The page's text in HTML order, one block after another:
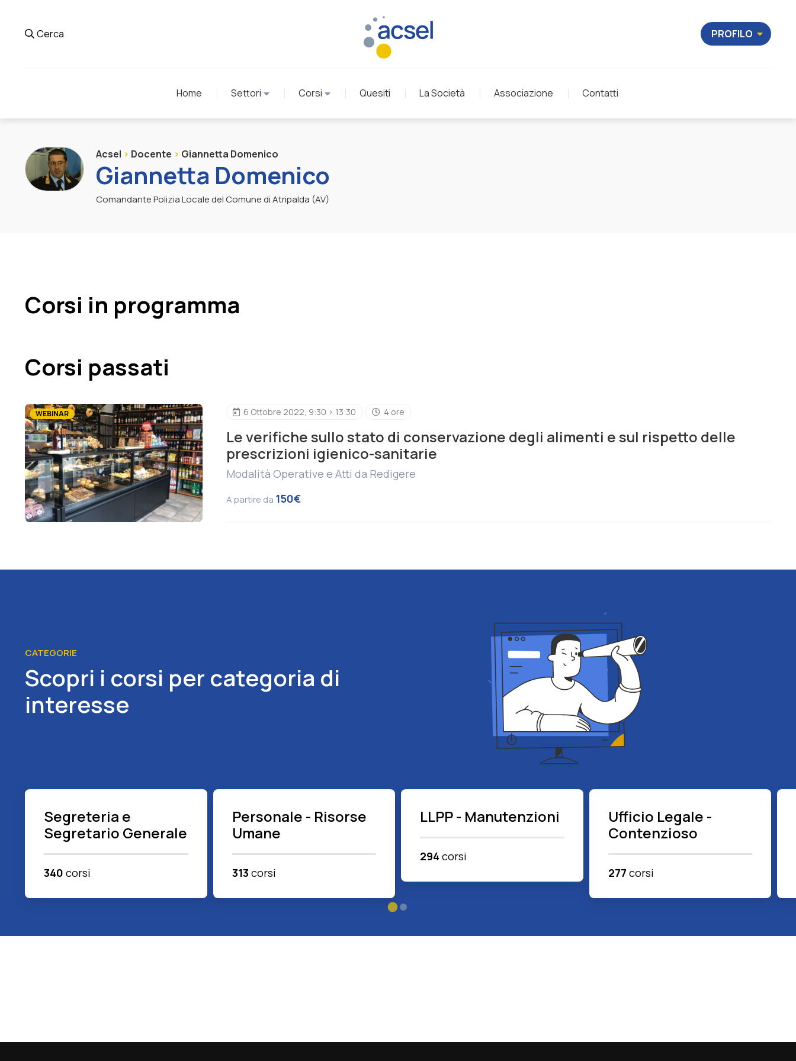
Cerca PROFILO
Home Settori Corsi Quesiti La Società Associazione Contatti
Acsel > Docente > Giannetta Domenico
Giannetta Domenico
Comandante Polizia Locale del Comune di Atripalda (AV)
Corsi in programma
Corsi passati
WEBINAR 6 Ottobre 2022, 9:30 > 13:30 4 ore
Le verifiche sullo stato di conservazione degli alimenti e sul rispetto delle
prescrizioni igienico-sanitarie
Modalità Operative e Atti da Redigere
A partire da 150€
CATEGORIE
Scopri i corsi per categoria di
interesse
Segreteria e
Segretario Generale
340 corsi
Personale - Risorse
Umane
313 corsi
LLPP - Manutenzioni
294 corsi
Ufficio Legale -
Contenzioso
277 corsi